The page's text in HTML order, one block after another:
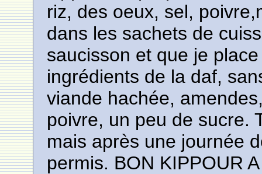
riz, des oeux, sel,
dans les sachets de
saucisson et que je
ingrédients de la daf,
viande hachée,
poivre, un peu de sucre.
mais après une journée
permis. BON KIPPOUR